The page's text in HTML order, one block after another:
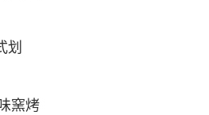
划
窯烤